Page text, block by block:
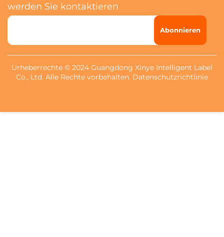
werden Sie kontaktieren
Abonnieren
Urheberrechte © 2024 Guangdong Xinye Intelligent Label
Co., Ltd. Alle Rechte vorbehalten. Datenschutzrichtlinie